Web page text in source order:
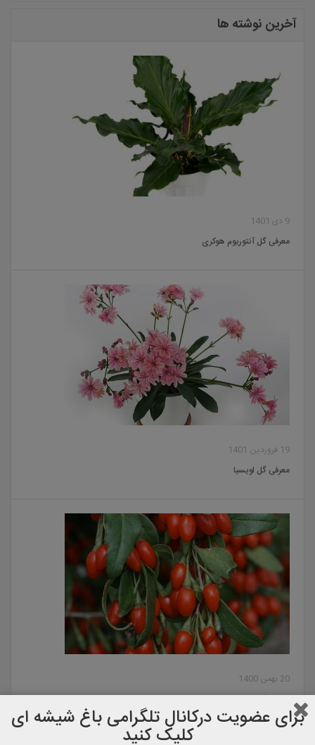
آخرین نوشته ها
9 دی 1401
معرفی گل آنتوریوم هوکری
19 فروردین 1401
معرفی گل لویسیا
20 بهمن 1400
معرفی گوجی بری
برای عضویت دركانال تلگرامی باغ شیشه ای
کلیک کنید